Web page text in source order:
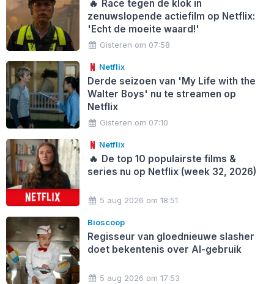
🔥 Race tegen de klok in
zenuwslopende actiefilm op Netflix:
'Echt de moeite waard!'
Gisteren om 07:58
Netflix
Derde seizoen van 'My Life with the
Walter Boys' nu te streamen op
Netflix
Gisteren om 07:10
Netflix
🔥 De top 10 populairste films &
series nu op Netflix (week 32, 2026)
5 aug 2026 om 18:51
Bioscoop
Regisseur van gloednieuwe slasher
doet bekentenis over AI-gebruik
5 aug 2026 om 17:53